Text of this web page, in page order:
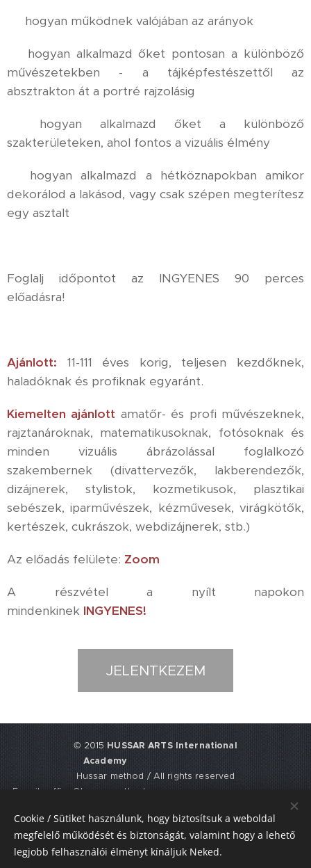
✔ hogyan működnek valójában az arányok
✔ hogyan alkalmazd őket pontosan a különböző
művészetekben - a tájképfestészettől az
absztrakton át a portré rajzolásig
✔ hogyan alkalmazd őket a különböző
szakterületeken, ahol fontos a vizuális élmény
✔ hogyan alkalmazd a hétköznapokban amikor
dekorálod a lakásod, vagy csak szépen megterítesz
egy asztalt
Foglalj időpontot az INGYENES 90 perces
előadásra!
Ajánlott: 11-111 éves korig, teljesen kezdőknek,
haladóknak és profiknak egyaránt.
Kiemelten ajánlott amatőr- és profi művészeknek,
rajztanároknak, matematikusoknak, fotósoknak és
minden vizuális ábrázolással foglalkozó
szakembernek (divattervezők, lakberendezők,
dizájnerek, stylistok, kozmetikusok, plasztikai
sebészek, iparművészek, kézművesek, virágkötők,
kertészek, cukrászok, webdizájnerek, stb.)
Az előadás felülete: Zoom
A részvétel a nyílt napokon
mindenkinek INGYENES!
JELENTKEZEM
© 2015 HUSSAR ARTS International
Academy
Hussar method / All rights reserved
E-mail: office@hussarmethod.com
Flat 3, 9. Fisher Place, EH17 8UY,
Edinburgh, UNITED KINGDOM
Cookie / Sütiket használunk, hogy biztosítsuk a weboldal
megfelelő működését és biztonságát, valamint hogy a lehető
legjobb felhasználói élményt kínáljuk Neked.